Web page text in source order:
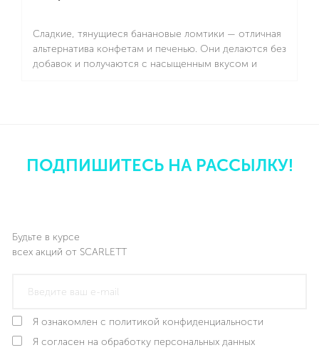
Сладкие, тянущиеся банановые ломтики — отличная
альтернатива конфетам и печенью. Они делаются без
добавок и получаются с насыщенным вкусом и
ПОДПИШИТЕСЬ НА РАССЫЛКУ!
Будьте в курсе
всех акций от SCARLETT
Я ознакомлен с политикой конфиденциальности
Я согласен на обработку персональных данных